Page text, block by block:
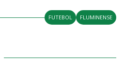
FUTEBOL FLUMINENSE